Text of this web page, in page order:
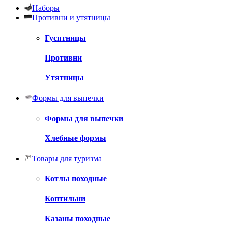
Наборы
Противни и утятницы
Гусятницы
Противни
Утятницы
Формы для выпечки
Формы для выпечки
Хлебные формы
Товары для туризма
Котлы походные
Коптильни
Казаны походные